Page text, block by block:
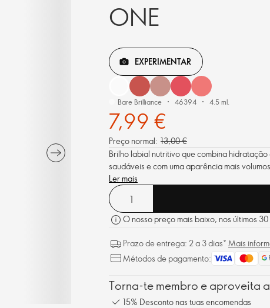
ONE
EXPERIMENTAR
Bare Brilliance 46394 4.5 ml.
7,99 €
Preço normal: 13,00 €
Brilho labial nutritivo que combina
saudáveis e com uma aparência mais
Ler mais
O nosso preço mais baixo, nos últimos
Prazo de entrega: 2 a 3 dias* Mais
Métodos de pagamento:
Torna-te membro e aproveita
15% Desconto nas tuas encomendas